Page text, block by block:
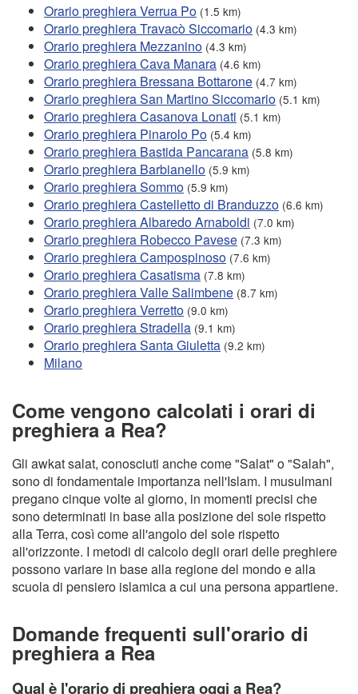
Orario preghiera Verrua Po (1.5 km)
Orario preghiera Travacò Siccomario (4.3 km)
Orario preghiera Mezzanino (4.3 km)
Orario preghiera Cava Manara (4.6 km)
Orario preghiera Bressana Bottarone (4.7 km)
Orario preghiera San Martino Siccomario (5.1 km)
Orario preghiera Casanova Lonati (5.1 km)
Orario preghiera Pinarolo Po (5.4 km)
Orario preghiera Bastida Pancarana (5.8 km)
Orario preghiera Barbianello (5.9 km)
Orario preghiera Sommo (5.9 km)
Orario preghiera Castelletto di Branduzzo (6.6 km)
Orario preghiera Albaredo Arnaboldi (7.0 km)
Orario preghiera Robecco Pavese (7.3 km)
Orario preghiera Campospinoso (7.6 km)
Orario preghiera Casatisma (7.8 km)
Orario preghiera Valle Salimbene (8.7 km)
Orario preghiera Verretto (9.0 km)
Orario preghiera Stradella (9.1 km)
Orario preghiera Santa Giuletta (9.2 km)
Milano
Come vengono calcolati i orari di
preghiera a Rea?
Gli awkat salat, conosciuti anche come "Salat" o "Salah",
sono di fondamentale importanza nell'Islam. I musulmani
pregano cinque volte al giorno, in momenti precisi che
sono determinati in base alla posizione del sole rispetto
alla Terra, così come all'angolo del sole rispetto
all'orizzonte. I metodi di calcolo degli orari delle preghiere
possono variare in base alla regione del mondo e alla
scuola di pensiero islamica a cui una persona appartiene.
Domande frequenti sull'orario di
preghiera a Rea
Qual è l'orario di preghiera oggi a Rea?